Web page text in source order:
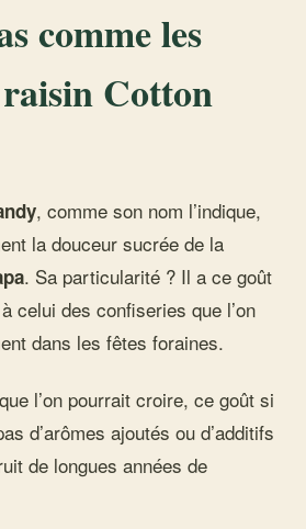
comme les
Cotton
, comme son nom l’indique,
la douceur sucrée de la
. Sa particularité ? Il a ce goût
celui des confiseries que l’on
dans les fêtes foraines.
l’on pourrait croire, ce goût si
d’arômes ajoutés ou d’additifs
de longues années de